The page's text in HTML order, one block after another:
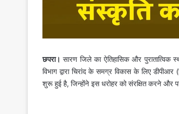
छपरा। सारण जिले का ऐतिहासिक और पुरातात्विक
विभाग द्वारा चिरांद के समग्र विकास के लिए
शुरू हुई है, जिन्होंने इस धरोहर को संरक्षित करने और